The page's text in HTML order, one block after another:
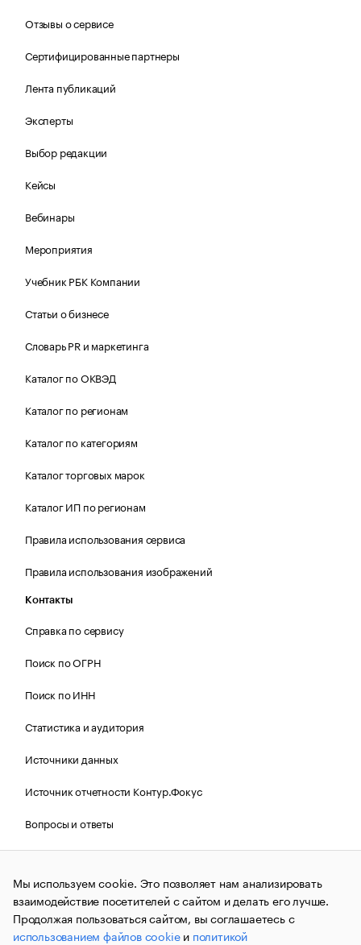
Отзывы о сервисе
Сертифицированные партнеры
Лента публикаций
Эксперты
Выбор редакции
Кейсы
Вебинары
Мероприятия
Учебник РБК Компании
Статьи о бизнесе
Словарь PR и маркетинга
Каталог по ОКВЭД
Каталог по регионам
Каталог по категориям
Каталог торговых марок
Каталог ИП по регионам
Правила использования сервиса
Правила использования изображений
Контакты
Справка по сервису
Поиск по ОГРН
Поиск по ИНН
Статистика и аудитория
Источники данных
Источник отчетности Контур.Фокус
Вопросы и ответы
Политика Cookies РБК
Контактная информация
Редакция
Мы используем cookie. Это позволяет нам анализировать
взаимодействие посетителей с сайтом и делать его лучше.
Продолжая пользоваться сайтом, вы соглашаетесь с
использованием файлов cookieи политикой